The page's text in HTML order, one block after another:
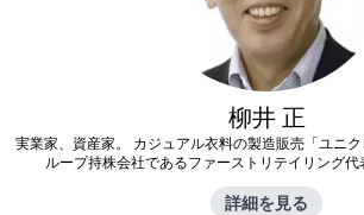
柳井 正
実業家、資産家。 カジュアル衣料の製造販売「ユニ
ループ持株会社であるファーストリテイリング
詳細を見る